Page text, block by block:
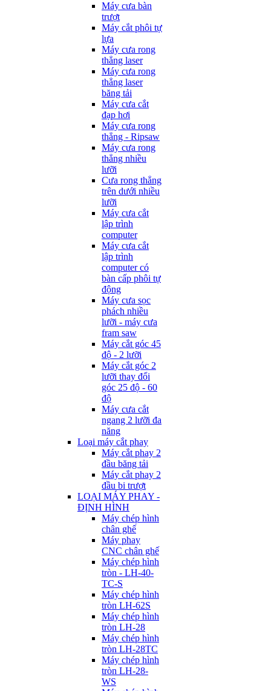
Máy cưa bàn
trượt
Máy cắt phôi tự
lựa
Máy cưa rong
thẳng laser
Máy cưa rong
thẳng laser
băng tải
Máy cưa cắt
đạp hơi
Máy cưa rong
thẳng - Ripsaw
Máy cưa rong
thẳng nhiều
lưỡi
Cưa rong thẳng
trên dưới nhiều
lưỡi
Máy cưa cắt
lập trình
computer
Máy cưa cắt
lập trình
computer có
bàn cấp phôi tự
động
Máy cưa sọc
phách nhiều
lưỡi - máy cưa
fram saw
Máy cắt góc 45
độ - 2 lưỡi
Máy cắt góc 2
lưỡi thay đổi
góc 25 độ - 60
độ
Máy cưa cắt
ngang 2 lưỡi đa
năng
Loại máy cắt phay
Máy cắt phay 2
đầu băng tải
Máy cắt phay 2
đầu bi trượt
LOẠI MÁY PHAY -
ĐỊNH HÌNH
Máy chép hình
chân ghế
Máy phay
CNC chân ghế
Máy chép hình
tròn - LH-40-
TC-S
Máy chép hình
tròn LH-62S
Máy chép hình
tròn LH-28
Máy chép hình
tròn LH-28TC
Máy chép hình
tròn LH-28-
WS